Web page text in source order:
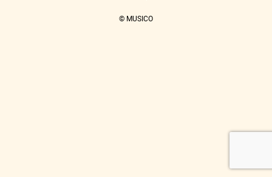
© MUSICO